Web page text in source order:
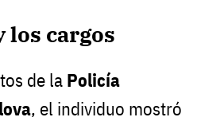
los cargos
de la Policía
, el individuo mostró